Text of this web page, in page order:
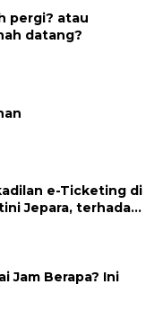
pergi? atau
datang?
e-Ticketing di
Jepara, terhadap
Jam Berapa? Ini